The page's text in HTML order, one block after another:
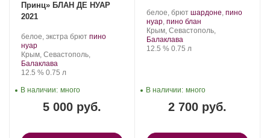
Принц» БЛАН ДЕ НУАР
2021
Производитель:
Золотая
Балка.
белое, экстра брют .пино
нуар.
Регион:
Крым, Севастополь,
Балаклава
Крепость
12.5 %. Объем
0.75 л
5 000 руб.
В наличии: много
Производитель:
Золотая
Балка.
белое, брют .
Сорт
винограда:
шардоне, пино
нуар, пино блан
Регион:
Крым, Севастополь,
Балаклава
Крепость
12.5 %. Объем
0.75 л
2 700 руб.
В наличии: много